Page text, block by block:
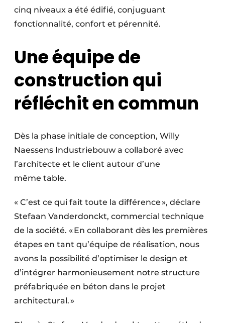
cinq niveaux a été édifié, conjuguant
fonctionnalité, confort et pérennité.
Une équipe de
construction qui
réfléchit en commun
Dès la phase initiale de conception, Willy
Naessens Industriebouw a collaboré avec
l’architecte et le client autour d’une
même table.
« C’est ce qui fait toute la différence », déclare
Stefaan Vanderdonckt, commer­cial technique
de la société. « En collaborant dès les premières
étapes en tant qu’équipe de réalisation, nous
avons la possibilité d’optimiser le design et
d’intégrer harmonieusement notre structure
préfabriquée en béton dans le projet
architectural. »